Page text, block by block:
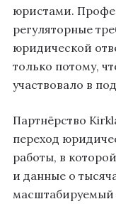
юристами.
регуляторные
юридической
только потому,
участвовало в
Партнёрство
переход
работы, в
и данные о
масштабируемый